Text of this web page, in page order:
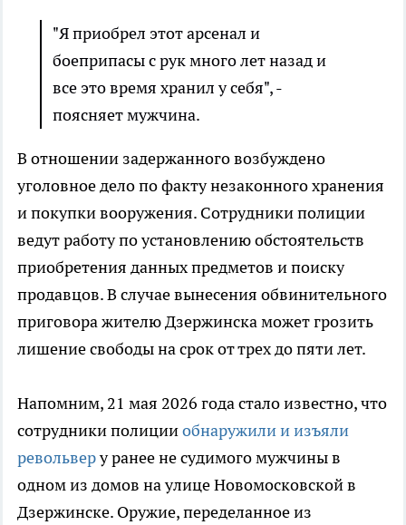
"Я приобрел этот арсенал и
боеприпасы с рук много лет назад и
все это время хранил у себя", -
поясняет мужчина.
В отношении задержанного возбуждено
уголовное дело по факту незаконного хранения
и покупки вооружения. Сотрудники полиции
ведут работу по установлению обстоятельств
приобретения данных предметов и поиску
продавцов. В случае вынесения обвинительного
приговора жителю Дзержинска может грозить
лишение свободы на срок от трех до пяти лет.
Напомним, 21 мая 2026 года стало известно, что
сотрудники полицииобнаружили и изъяли
револьверу ранее не судимого мужчины в
одном из домов на улице Новомосковской в
Дзержинске. Оружие, переделанное из